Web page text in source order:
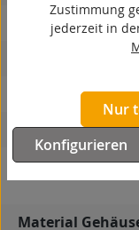
Produkttyp
Leitfähigkeit
Material
Zustimmung
jederzeit in
Nur
Konfigurieren